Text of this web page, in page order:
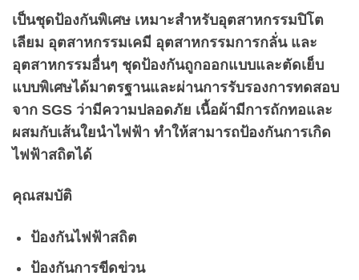
เป็นชุดป้องกันพิเศษ เหมาะสำหรับอุตสาหกรรมปิโต
เลียม อุตสาหกรรมเคมี อุตสาหกรรมการกลั่น และ
อุตสาหกรรมอื่นๆ ชุดป้องกันถูกออกแบบและตัดเย็บ
แบบพิเศษได้มาตรฐานและผ่านการรับรองการทดสอบ
จาก SGS ว่ามีความปลอดภัย เนื้อผ้ามีการถักทอและ
ผสมกับเส้นใยนำไฟฟ้า ทำให้สามารถป้องกันการเกิด
ไฟฟ้าสถิตได้
คุณสมบัติ
ป้องกันไฟฟ้าสถิต
ป้องกันการขีดข่วน